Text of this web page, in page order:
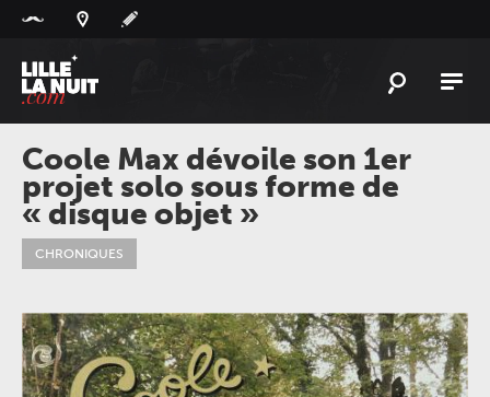
L'ACTU
L'AGENDA
LESLIEUX
LIVEREPORT
ÀGAGNER
PLAYLIST
LILLELANUIT
Coole Max dévoile son 1er
projet solo sous forme de
« disque objet »
CHRONIQUES
Panneau de gestion des cookies